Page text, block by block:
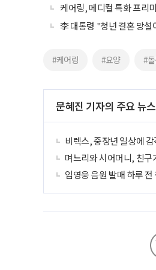
케어링, 메디컬 특화 프리
李 대통령 "청년 결혼 망설
#케어링 #요양 #
문혜진 기자의 주요 뉴스
비렉스, 중장년 일상에
며느리와 시어머니, 친구
임영웅 음원 발매 하루 전